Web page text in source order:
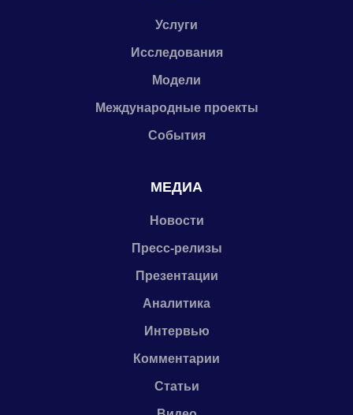
Услуги
Исследования
Модели
Международные проекты
События
МЕДИА
Новости
Пресс-релизы
Презентации
Аналитика
Интервью
Комментарии
Статьи